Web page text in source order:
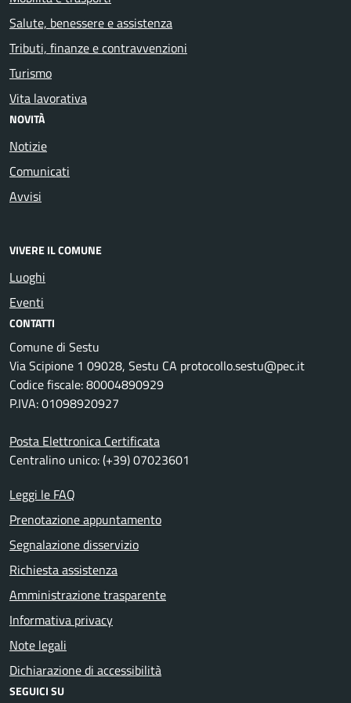
Salute, benessere e assistenza
Tributi, finanze e contravvenzioni
Turismo
Vita lavorativa
NOVITÀ
Notizie
Comunicati
Avvisi
VIVERE IL COMUNE
Luoghi
Eventi
CONTATTI
Comune di Sestu
Via Scipione 1 09028, Sestu CA protocollo.sestu@pec.it
Codice fiscale: 80004890929
P.IVA: 01098920927
Posta Elettronica Certificata
Centralino unico: (+39) 07023601
Leggi le FAQ
Prenotazione appuntamento
Segnalazione disservizio
Richiesta assistenza
Amministrazione trasparente
Informativa privacy
Note legali
Dichiarazione di accessibilità
SEGUICI SU